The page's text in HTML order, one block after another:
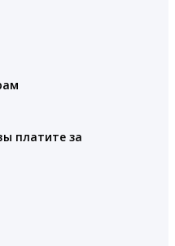
платите за